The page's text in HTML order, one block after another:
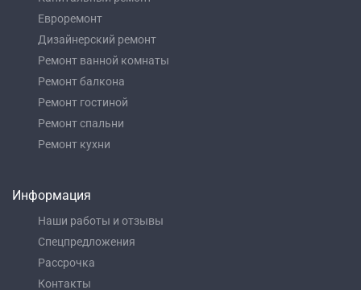
Евроремонт
Дизайнерский ремонт
Ремонт ванной комнаты
Ремонт балкона
Ремонт гостиной
Ремонт спальни
Ремонт кухни
Информация
Наши работы и отзывы
Спецпредложения
Рассрочка
Контакты